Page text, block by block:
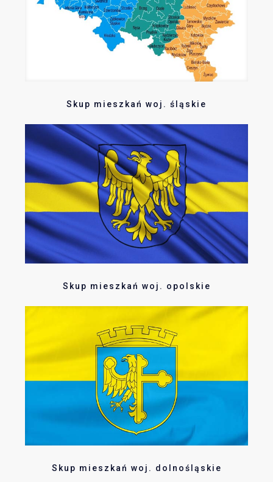
Skup mieszkań woj. śląskie
Skup mieszkań woj. opolskie
Skup mieszkań woj. dolnośląskie